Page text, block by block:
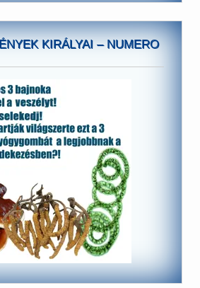
KIRÁLYAI – NUMERO